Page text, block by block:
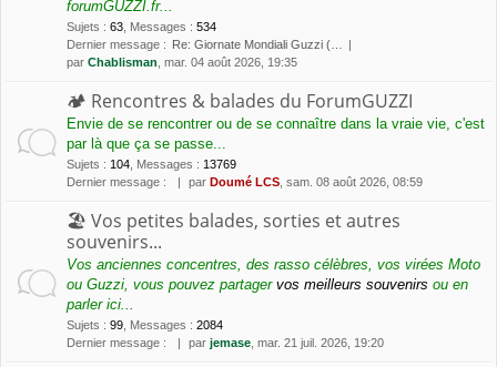
forumGUZZI.fr...
Sujets : 63 Messages : 534
Dernier message : Re: Giornate Mondiali Guzzi (…
par Chablisman , mar. 04 août 2026, 19:35
🏕 Rencontres & balades du ForumGUZZI
Envie de se rencontrer ou de se connaître dans la vraie vie, c'est
par là que ça se passe...
Sujets : 104 Messages : 13769
Dernier message :
par Doumé LCS , sam. 08 août 2026, 08:59
🏖 Vos petites balades, sorties et autres
souvenirs...
Vos anciennes concentres, des rasso célèbres, vos virées Moto
ou Guzzi, vous pouvez partager vos meilleurs souvenirs ou en
parler ici...
Sujets : 99 Messages : 2084
Dernier message :
par jemase , mar. 21 juil. 2026, 19:20